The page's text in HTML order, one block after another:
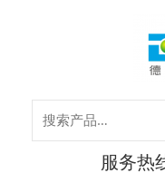
服务热